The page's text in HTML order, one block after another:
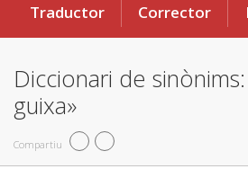
Traductor Corrector
Diccionari de
guixa»
Compartiu